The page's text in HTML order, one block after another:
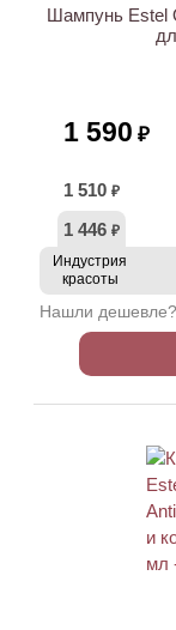
Шампунь Estel
1 590 ₽
1 510 ₽
1 446 ₽
Индустрия
красоты
Нашли дешевле?